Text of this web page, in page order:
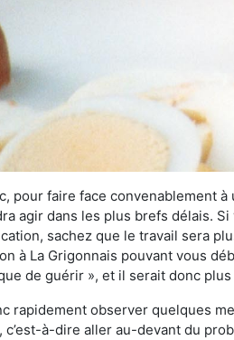
pour faire face convenablement
agir dans les plus brefs délais.
sachez que le travail sera
à La Grigonnais pouvant vous
de guérir », et il serait donc
rapidement observer quelques
c’est-à-dire aller au-devant du